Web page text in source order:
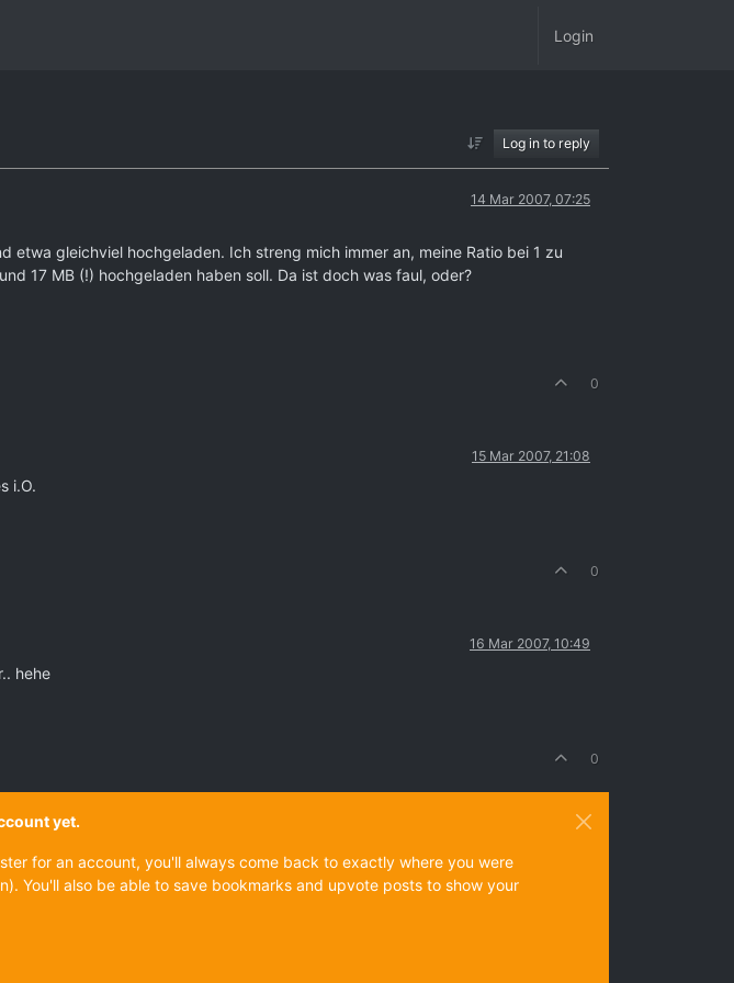
Login
Log in to reply
14 Mar 2007, 07:25
etwa gleichviel hochgeladen. Ich streng mich immer an, meine Ratio bei 1 zu
17 MB (!) hochgeladen haben soll. Da ist doch was faul, oder?
0
15 Mar 2007, 21:08
i.O.
0
16 Mar 2007, 10:49
hehe
0
yet.
for an account, you'll always come back to exactly where you were
You'll also be able to save bookmarks and upvote posts to show your